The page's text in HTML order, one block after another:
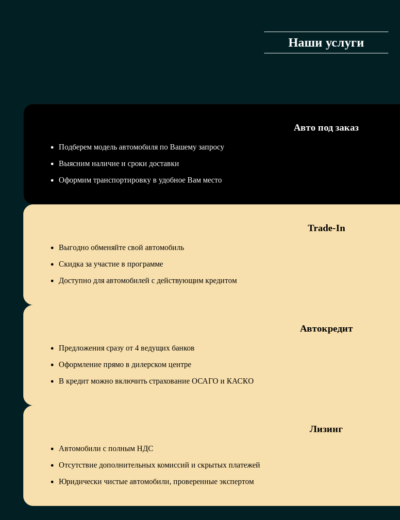
Наши услуги
Авто под заказ
Подберем модель автомобиля по Вашему запросу
Выясним наличие и сроки доставки
Оформим транспортировку в удобное Вам место
Trade-In
Выгодно обменяйте свой автомобиль
Скидка за участие в программе
Доступно для автомобилей с действующим кредитом
Автокредит
Предложения сразу от 4 ведущих банков
Оформление прямо в дилерском центре
В кредит можно включить страхование ОСАГО и КАСКО
Лизинг
Автомобили с полным НДС
Отсутствие дополнительных комиссий и скрытых платежей
Юридически чистые автомобили, проверенные экспертом